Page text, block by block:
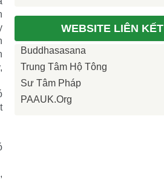
WEBSITE LIÊN KẾT
Buddhasasana
Trung Tâm Hộ Tông
Sư Tâm Pháp
PAAUK.org